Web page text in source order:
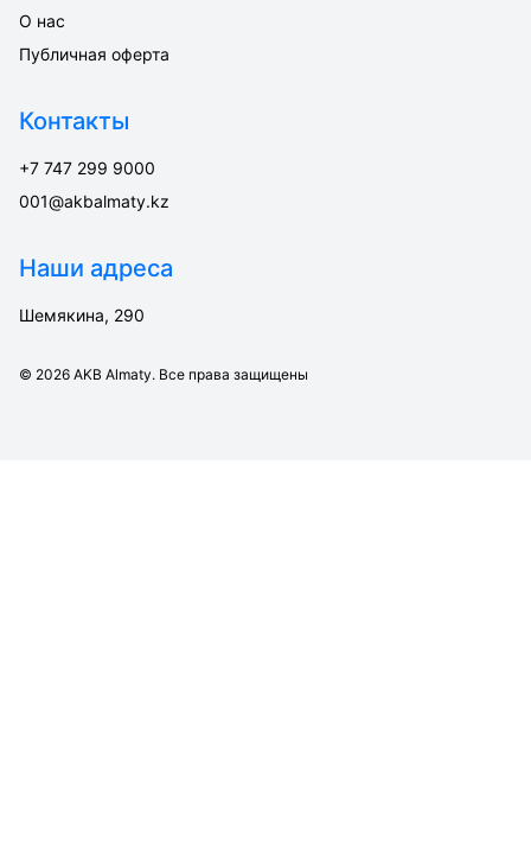
О нас
Публичная оферта
Контакты
+7 747 299 9000
001@akbalmaty.kz
Наши адреса
Шемякина, 290
© 2026 AKB Almaty. Все права защищены